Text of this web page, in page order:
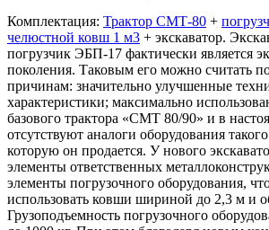
Комплектация: Трактор СМТ-80 +
челюстной ковш 1 м3 + экскаватор.
погрузчик ЭБП-17 фактически является
поколения. Таковым его можно считать
причинам: значительно улучшенные
характеристики; максимально
базового трактора «СМТ 80/90» и в
отсутствуют аналоги оборудования
которую он продается. У нового
элементы ответственных
элементы погрузочного оборудования,
использовать ковши шириной до 2,3 м и
Грузоподъемность погрузочного